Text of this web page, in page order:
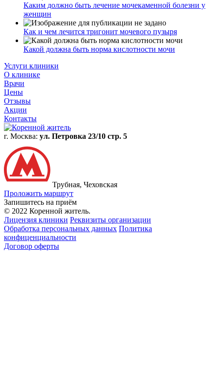
Каким должно быть лечение мочекаменной болезни у
женщин
Как и чем лечится тригонит мочевого пузыря
Какой должна быть норма кислотности мочи
Услуги клиники
О клинике
Врачи
Цены
Отзывы
Акции
Контакты
г. Москва: ул. Петровка 23/10 стр. 5
Трубная, Чеховская
Проложить маршрут
Запишитесь на приём
© 2022 Коренной житель.
Лицензия клиники Реквизиты организации
Обработка персональных данных Политика
конфиценциальности
Договор оферты